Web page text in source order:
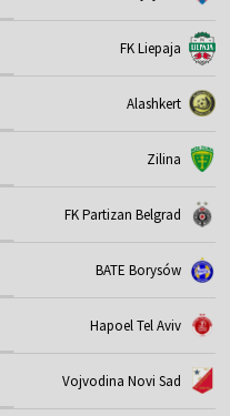
FK Liepaja
Alashkert
Zilina
FK Partizan Belgrad
BATE Borysów
Hapoel Tel Aviv
Vojvodina Novi Sad